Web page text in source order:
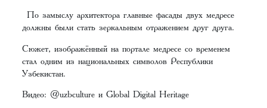
По замыслу архитектора главные фасады двух медресе
должны были стать зеркальным отражением друг друга.
Сюжет, изображённый на портале медресе со временем
стал одним из национальных символов Республики
Узбекистан.
Видео: @uzbculture и Global Digital Heritage